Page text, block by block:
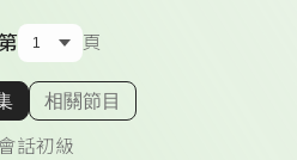
頁
顯示相關單集
相關節目
話初級